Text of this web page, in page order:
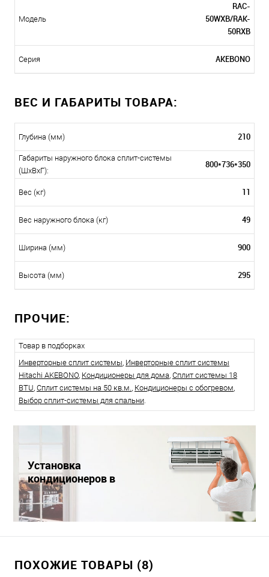
Модель
RAC-
50WXB/RAK-
50RXB
Серия AKEBONO
ВЕС И ГАБАРИТЫ ТОВАРА:
Глубина (мм) 210
Габариты наружного блока сплит-системы
(ШxВxГ):
800*736*350
Вес (кг) 11
Вес наружного блока (кг) 49
Ширина (мм) 900
Высота (мм) 295
ПРОЧИЕ:
Товар в подборках
Инверторные сплит системы, Инверторные сплит системы
Hitachi AKEBONO, Кондиционеры для дома, Сплит системы 18
BTU, Сплит системы на 50 кв.м., Кондиционеры с обогревом,
Выбор сплит-системы для спальни.
Установка
кондиционеров в
Краснодаре
ПОХОЖИЕ ТОВАРЫ (8)